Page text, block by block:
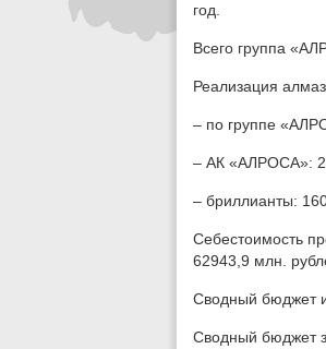
год.
Всего группа
Реализация
– по группе
– АК «АЛРОСА»:
– бриллианты:
Себестоимость
62943,9 млн.
Сводный бюджет
Сводный бюджет